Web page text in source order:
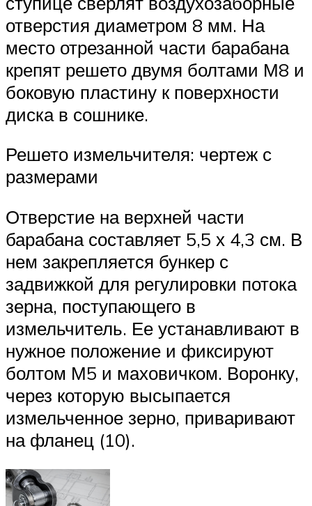
отверстия диаметром 8 мм. На
место отрезанной части барабана
крепят решето двумя болтами М8 и
боковую пластину к поверхности
диска в сошнике.
Решето измельчителя: чертеж с
размерами
Отверстие на верхней части
барабана составляет 5,5 х 4,3 см. В
нем закрепляется бункер с
задвижкой для регулировки потока
зерна, поступающего в
измельчитель. Ее устанавливают в
нужное положение и фиксируют
болтом М5 и маховичком. Воронку,
через которую высыпается
измельченное зерно, приваривают
на фланец (10).